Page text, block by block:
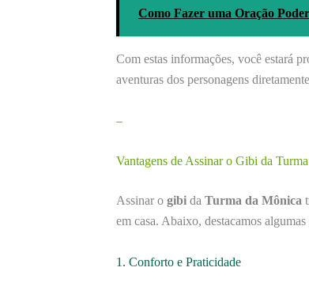
Como Fazer uma Oração
Com estas informações, você estará
aventuras dos personagens
–
Vantagens de Assinar o Gibi da
Assinar o gibi da Turma da Mônica
em casa. Abaixo, destacamos
1. Conforto e Praticidade